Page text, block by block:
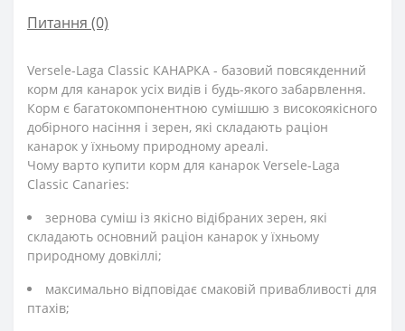
Питання (0)
Versele-Laga Classic КАНАРКА - базовий повсякденний
корм для канарок усіх видів і будь-якого забарвлення.
Корм є багатокомпонентною сумішшю з високоякісного
добірного насіння і зерен, які складають раціон
канарок у їхньому природному ареалі.
Чому варто купити корм для канарок Versele-Laga
Classic Canaries:
зернова суміш із якісно відібраних зерен, які
складають основний раціон канарок у їхньому
природному довкіллі;
максимально відповідає смаковій привабливості для
птахів;